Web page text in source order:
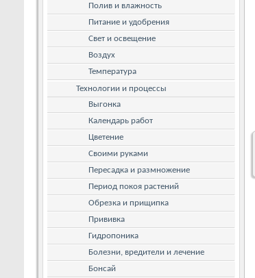
Полив и влажность
Питание и удобрения
Свет и освещение
Воздух
Температура
Технологии и процессы
Выгонка
Календарь работ
Цветение
Своими руками
Пересадка и размножение
Период покоя растений
Обрезка и прищипка
Прививка
Гидропоника
Болезни, вредители и лечение
Бонсай